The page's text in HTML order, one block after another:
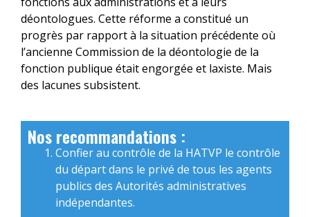
déontologues. Cette réforme a constitué un
progrès par rapport à la situation précédente où
l’ancienne Commission de la déontologie de la
fonction publique était engorgée et laxiste. Mais
des lacunes subsistent.
Nos recommandations :
Confier au contrôle de la HATVP le contrôle
du départ dans le privé de tous les agents
publics des Autorités administratives
indépendantes.